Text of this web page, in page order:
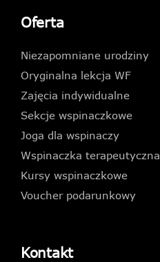
Oferta
Niezapomniane urodziny
Oryginalna lekcja WF
Zajęcia indywidualne
Sekcje wspinaczkowe
Joga dla wspinaczy
Wspinaczka terapeutyczna
Kursy wspinaczkowe
Voucher podarunkowy
Kontakt